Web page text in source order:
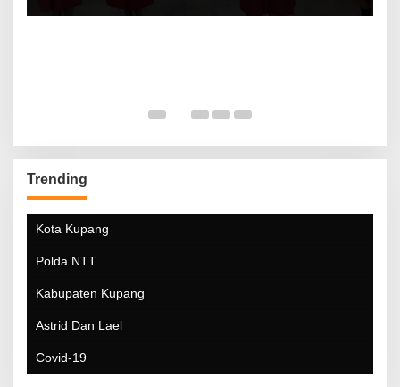
Trending
Kota Kupang
Polda NTT
Kabupaten Kupang
Astrid Dan Lael
Covid-19